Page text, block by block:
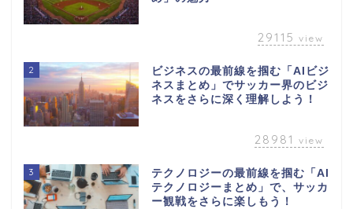
29115 view
2
ビジネスの最前線を掴む「AIビジ
ネスまとめ」でサッカー界のビジ
ネスをさらに深く理解しよう！
28981 view
3
テクノロジーの最前線を掴む「AI
テクノロジーまとめ」で、サッカ
ー観戦をさらに楽しもう！